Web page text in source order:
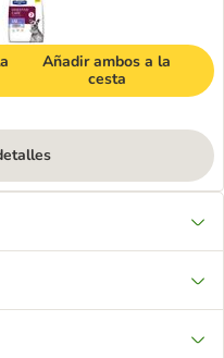
Añadir ambos a la
cesta